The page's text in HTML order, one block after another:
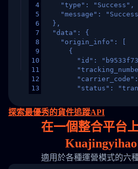
4
5
6
7
8
9
10
11
12
13
15
16
    "type": "Success",
"message":
  },
  "data": {
    "origin_info": [
      {
"id":
"status":
        "weblink": "",
        "phone": null,
        "trackinfo": [
          {
"Date":
探索最優秀的貨件追蹤API
在一個整合平台
適用於各種運營模式的六